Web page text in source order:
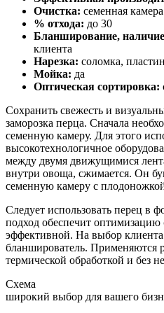
Очистка: семенная
% отхода: до 30
Бланширование, наличие
клиента
Нарезка: соломка,
Мойка: да
Оптическая сортировка:
Сохранить свежесть и
заморозка перца. Сначала
семенную камеру. Для этого
высокотехнологичное
между двумя движущимися
внутри овоща, сжимается. Он
семенную камеру с
Следует использовать перец в
подход обеспечит оптимизацию
эффективной. На выбор клиента
бланширователь. Применяются
термической обработкой и без
Схема
широкий выбор для вашего